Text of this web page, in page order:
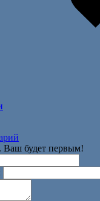
Ваш будет первым!